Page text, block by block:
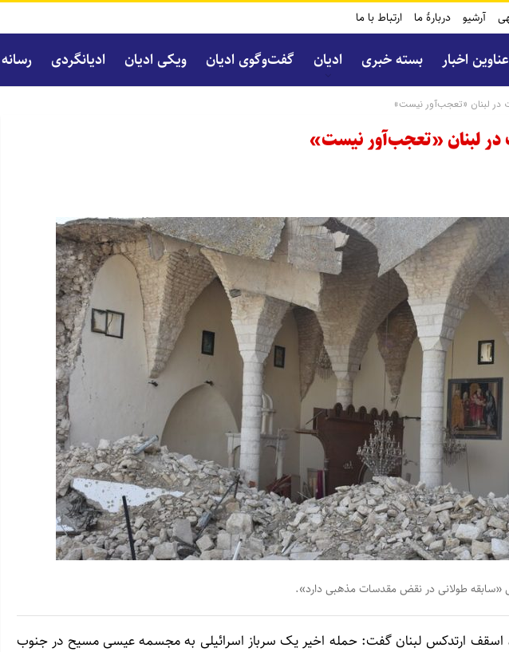
آرشیو دربارۀ ما ارتباط با ما
عناوین اخبار بسته خبری ادیان گفت‌و‌گوی ادیان ویکی ادیان ادیانگردی رسانه
در لبنان «تعجب‌آور نیست»
در لبنان «تعجب‌آور نیست»
«سابقه طولانی در نقض مقدسات مذهبی دارد».
اسقف ارتدکس لبنان گفت: حمله اخیر یک سرباز اسرائیلی به مجسمه عیسی مسیح در جنوب